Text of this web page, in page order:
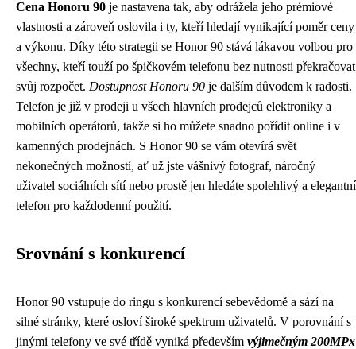
Cena Honoru 90 je nastavena tak, aby odrážela jeho prémiové
vlastnosti a zároveň oslovila i ty, kteří hledají vynikající poměr ceny
a výkonu. Díky této strategii se Honor 90 stává lákavou volbou pro
všechny, kteří touží po špičkovém telefonu bez nutnosti překračovat
svůj rozpočet. Dostupnost Honoru 90 je dalším důvodem k radosti.
Telefon je již v prodeji u všech hlavních prodejců elektroniky a
mobilních operátorů, takže si ho můžete snadno pořídit online i v
kamenných prodejnách. S Honor 90 se vám otevírá svět
nekonečných možností, ať už jste vášnivý fotograf, náročný
uživatel sociálních sítí nebo prostě jen hledáte spolehlivý a elegantní
telefon pro každodenní použití.
Srovnání s konkurencí
Honor 90 vstupuje do ringu s konkurencí sebevědomě a sází na
silné stránky, které osloví široké spektrum uživatelů. V porovnání s
jinými telefony ve své třídě vyniká především výjimečným 200MPx